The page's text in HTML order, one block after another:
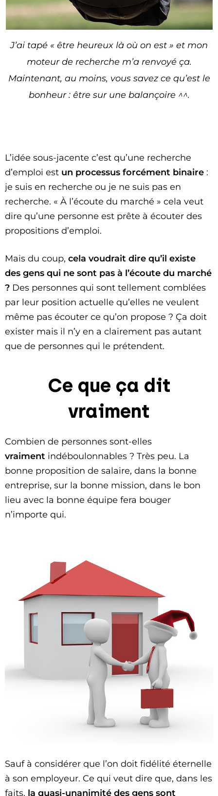
J’ai tapé « être heureux là où on est » et mon
moteur de recherche m’a renvoyé ça.
Maintenant, au moins, vous savez ce qu’est le
bonheur : être sur une balançoire ^^.
L’idée sous-jacente c’est qu’une recherche
d’emploi est un processus forcément binaire :
je suis en recherche ou je ne suis pas en
recherche. « À l’écoute du marché » cela veut
dire qu’une personne est prête à écouter des
propositions d’emploi.
Mais du coup, cela voudrait dire qu’il existe
des gens qui ne sont pas à l’écoute du marché
? Des personnes qui sont tellement comblées
par leur position actuelle qu’elles ne veulent
même pas écouter ce qu’on propose ? Ça doit
exister mais il n’y en a clairement pas autant
que de personnes qui le prétendent.
Ce que ça dit
vraiment
Combien de personnes sont-elles
vraiment indéboulonnables ? Très peu. La
bonne proposition de salaire, dans la bonne
entreprise, sur la bonne mission, dans le bon
lieu avec la bonne équipe fera bouger
n’importe qui.
Sauf à considérer que l’on doit fidélité éternelle
à son employeur. Ce qui veut dire que, dans les
faits, la quasi-unanimité des gens sont